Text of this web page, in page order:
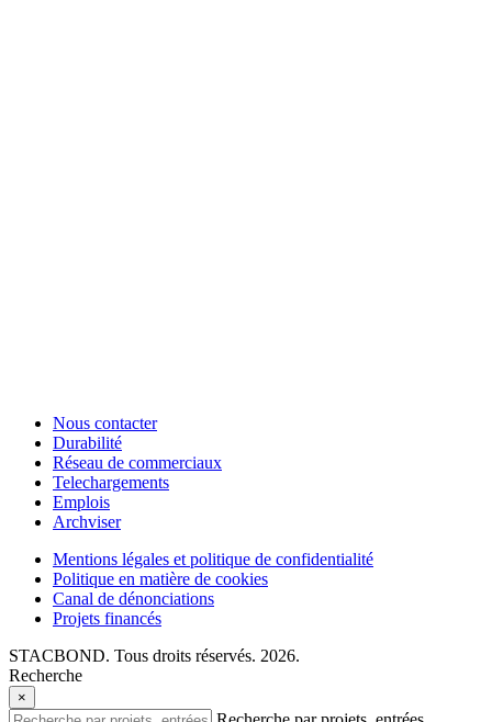
Nous contacter
Durabilité
Réseau de commerciaux
Telechargements
Emplois
Archviser
Mentions légales et politique de confidentialité
Politique en matière de cookies
Canal de dénonciations
Projets financés
STACBOND. Tous droits réservés. 2026.
Recherche
×